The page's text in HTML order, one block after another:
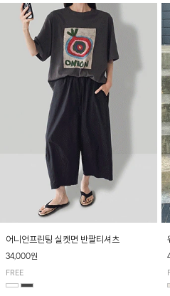
어니언프린팅 실켓면 반팔티셔츠
34,000원
FREE